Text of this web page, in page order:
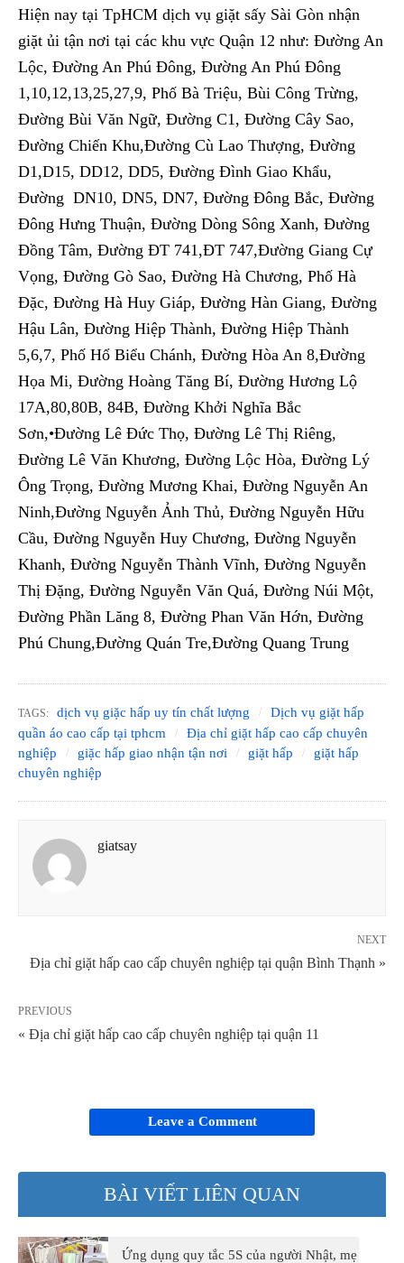
Hiện nay tại TpHCM dịch vụ giặt sấy Sài Gòn nhận
giặt ủi tận nơi tại các khu vực Quận 12 như: Đường An
Lộc, Đường An Phú Đông, Đường An Phú Đông
1,10,12,13,25,27,9, Phố Bà Triệu, Bùi Công Trừng,
Đường Bùi Văn Ngữ, Đường C1, Đường Cây Sao,
Đường Chiến Khu,Đường Cù Lao Thượng, Đường
D1,D15, DD12, DD5, Đường Đình Giao Khẩu,
Đường DN10, DN5, DN7, Đường Đông Bắc, Đường
Đông Hưng Thuận, Đường Dòng Sông Xanh, Đường
Đồng Tâm, Đường ĐT 741,ĐT 747,Đường Giang Cự
Vọng, Đường Gò Sao, Đường Hà Chương, Phố Hà
Đặc, Đường Hà Huy Giáp, Đường Hàn Giang, Đường
Hậu Lân, Đường Hiệp Thành, Đường Hiệp Thành
5,6,7, Phố Hổ Biểu Chánh, Đường Hòa An 8,Đường
Họa Mi, Đường Hoàng Tăng Bí, Đường Hương Lộ
17A,80,80B, 84B, Đường Khởi Nghĩa Bắc
Sơn,•Đường Lê Đức Thọ, Đường Lê Thị Riêng,
Đường Lê Văn Khương, Đường Lộc Hòa, Đường Lý
Ông Trọng, Đường Mương Khai, Đường Nguyễn An
Ninh,Đường Nguyễn Ảnh Thủ, Đường Nguyễn Hữu
Cầu, Đường Nguyễn Huy Chương, Đường Nguyễn
Khanh, Đường Nguyễn Thành Vĩnh, Đường Nguyễn
Thị Đặng, Đường Nguyễn Văn Quá, Đường Núi Một,
Đường Phần Lăng 8, Đường Phan Văn Hớn, Đường
Phú Chung,Đường Quán Tre,Đường Quang Trung
TAGS: dịch vụ giặc hấp uy tín chất lượng
Dịch vụ giặt hấp
quần áo cao cấp tại tphcm
Địa chỉ giặt hấp cao cấp chuyên
nghiệp
giặc hấp giao nhận tận nơi giặt hấp
giặt hấp
chuyên nghiệp
giatsay
NEXT
Địa chỉ giặt hấp cao cấp chuyên nghiệp tại quận Bình Thạnh »
PREVIOUS
« Địa chỉ giặt hấp cao cấp chuyên nghiệp tại quận 11
Leave a Comment
BÀI VIẾT LIÊN QUAN
Ứng dụng quy tắc 5S của người Nhật, mẹ